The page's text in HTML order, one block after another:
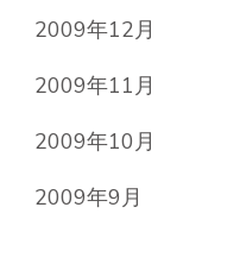
2009年12月
2009年11月
2009年10月
2009年9月